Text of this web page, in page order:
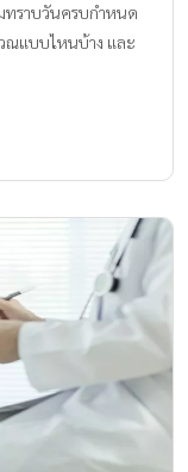
ทราบวันครบกำหนด
ณแบบไหนบ้าง และ